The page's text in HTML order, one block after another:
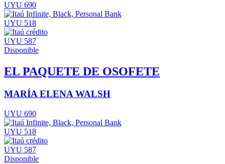
UYU 690
UYU 518
UYU 587
Disponible
EL PAQUETE DE OSOFETE
MARÍA ELENA WALSH
UYU 690
UYU 518
UYU 587
Disponible